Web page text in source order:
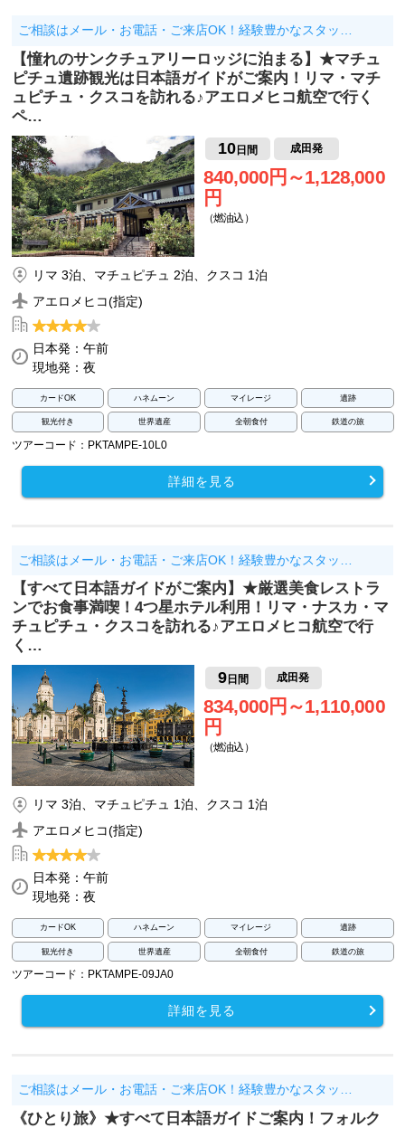
ご相談はメール・お電話・ご来店OK！経験豊かなスタッ…
【憧れのサンクチュアリーロッジに泊まる】★マチュ
ピチュ遺跡観光は日本語ガイドがご案内！リマ・マチ
ュピチュ・クスコを訪れる♪アエロメヒコ航空で行く
ペ…
10日間 成田発
840,000円～1,128,000
円
（燃油込）
リマ 3泊、マチュピチュ 2泊、クスコ 1泊
アエロメヒコ(指定)
日本発：午前
現地発：夜
カードOK ハネムーン マイレージ 遺跡
観光付き 世界遺産 全朝食付 鉄道の旅
ツアーコード：PKTAMPE-10L0
詳細を見る
ご相談はメール・お電話・ご来店OK！経験豊かなスタッ…
【すべて日本語ガイドがご案内】★厳選美食レストラ
ンでお食事満喫！4つ星ホテル利用！リマ・ナスカ・マ
チュピチュ・クスコを訪れる♪アエロメヒコ航空で行
く…
9日間 成田発
834,000円～1,110,000
円
（燃油込）
リマ 3泊、マチュピチュ 1泊、クスコ 1泊
アエロメヒコ(指定)
日本発：午前
現地発：夜
カードOK ハネムーン マイレージ 遺跡
観光付き 世界遺産 全朝食付 鉄道の旅
ツアーコード：PKTAMPE-09JA0
詳細を見る
ご相談はメール・お電話・ご来店OK！経験豊かなスタッ…
《ひとり旅》★すべて日本語ガイドご案内！フォルク